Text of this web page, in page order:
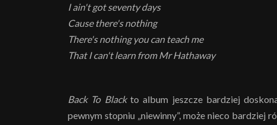
I ain't got seventy days
Cause there's nothing
There's nothing you can teach me
That I can't learn from Mr Hathaway
Back To Blackto album jeszcze bardziej
pewnym stopniu „niewinny”, może nieco bardziej